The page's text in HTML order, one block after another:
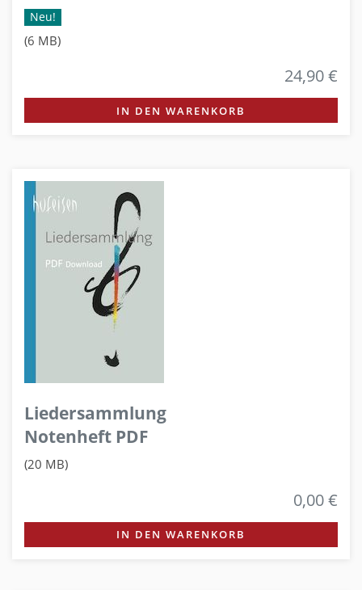
Neu!
(6 MB)
24,90 €
IN DEN WARENKORB
Liedersammlung
Notenheft PDF
(20 MB)
0,00 €
IN DEN WARENKORB